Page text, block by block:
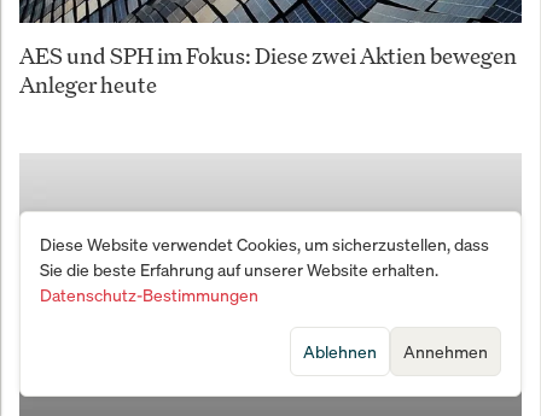
AES und SPH im Fokus: Diese zwei Aktien bewegen
Anleger heute
Diese Website verwendet Cookies, um sicherzustellen, dass
Sie die beste Erfahrung auf unserer Website erhalten.
Datenschutz-Bestimmungen
Annehmen
Ablehnen